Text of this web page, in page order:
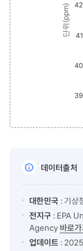
단위(ppm)
데이터출처
대한민국 : 기상
전지구 : EPA
Agency바로가
업데이트 :